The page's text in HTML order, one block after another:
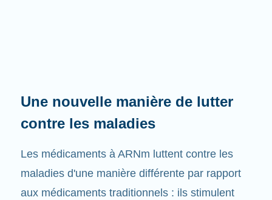
Une nouvelle manière de lutter
contre les maladies
Les médicaments à ARNm luttent contre les
maladies d'une manière différente par rapport
aux médicaments traditionnels : ils stimulent